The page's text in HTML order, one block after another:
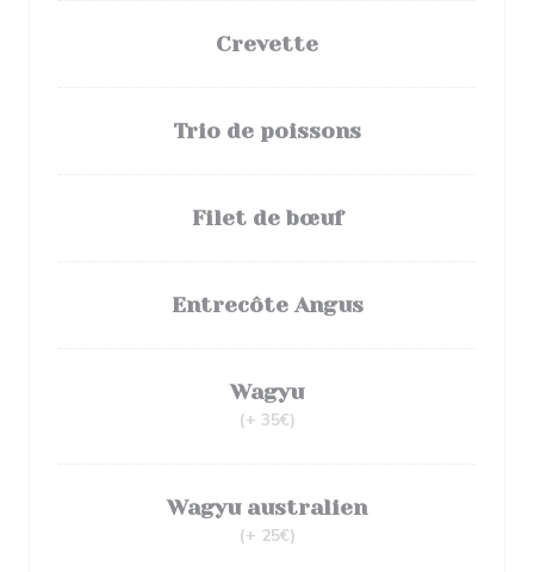
Crevette
Trio de poissons
Filet de bœuf
Entrecôte Angus
Wagyu
(+ 35€)
Wagyu australien
(+ 25€)